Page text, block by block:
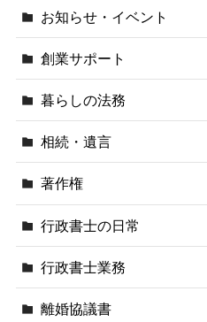
お知らせ・イベント
創業サポート
暮らしの法務
相続・遺言
著作権
行政書士の日常
行政書士業務
離婚協議書